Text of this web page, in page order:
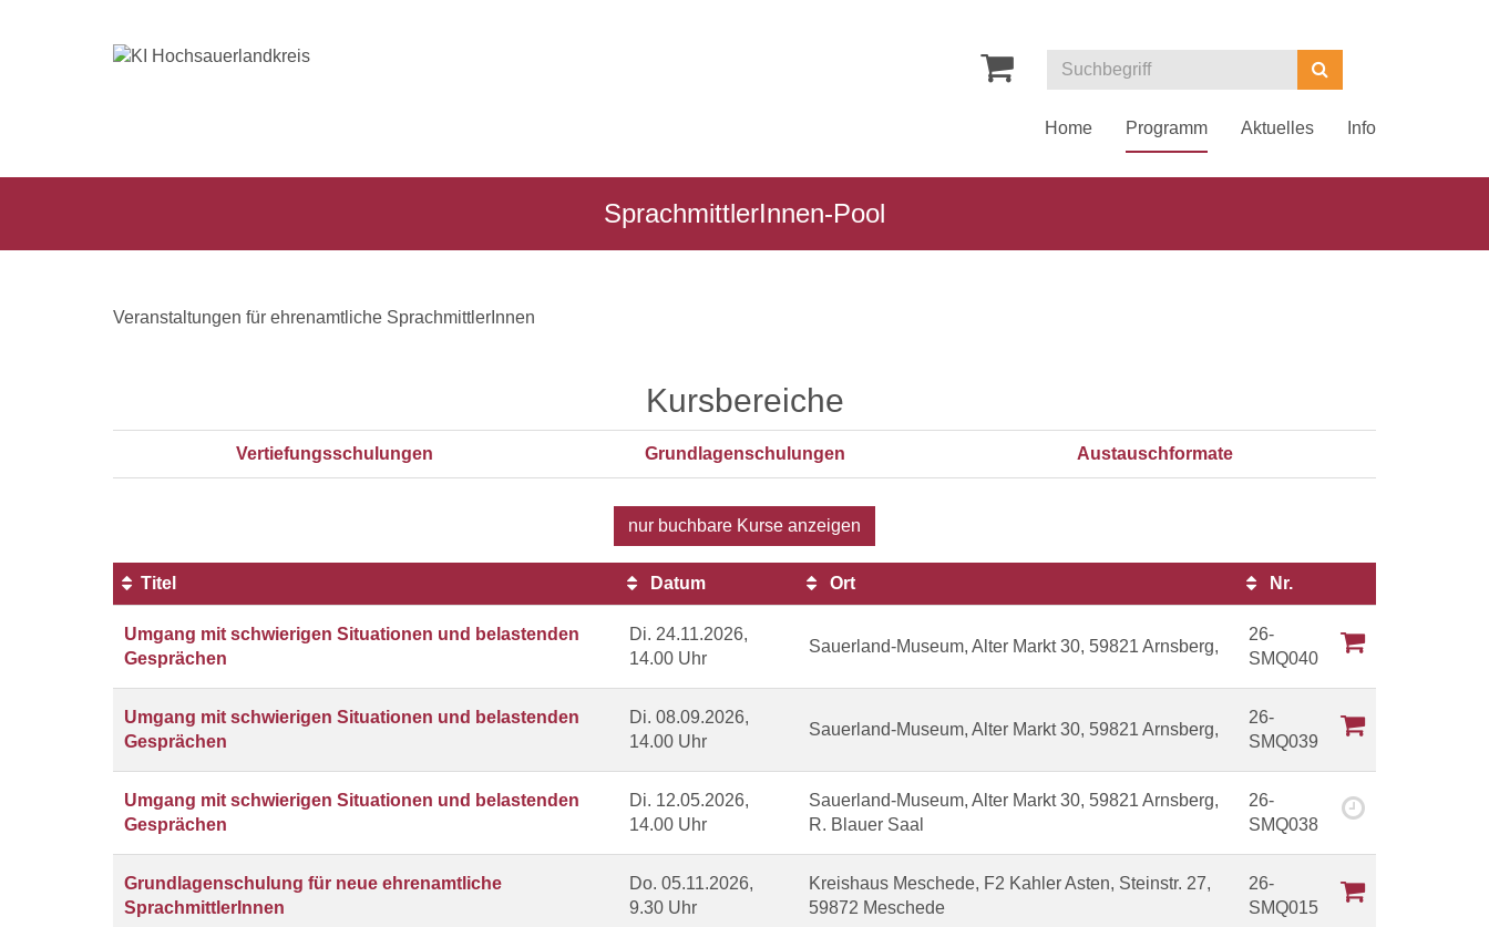
Kurse
Suchen
Home Programm Aktuelles Info
SprachmittlerInnen-Pool
SprachmittlerInnen-
Veranstaltungen für ehrenamtliche SprachmittlerInnen
Kursbereiche
Vertiefungsschulungen Grundlagenschulungen Austauschformate
nur buchbare Kurse anzeigen
Tabellenüberschriften
können
sortiert
werden.
Titel Datum Ort
Nr.
Kursstatus
Umgang mit schwierigen Situationen und belastenden
Gesprächen
Di. 24.11.2026,
14.00 Uhr
Sauerland-Museum, Alter Markt 30, 59821 Arnsberg,
26-
SMQ040
Umgang mit schwierigen Situationen und belastenden
Gesprächen
Di. 08.09.2026,
14.00 Uhr
Sauerland-Museum, Alter Markt 30, 59821 Arnsberg,
26-
SMQ039
Umgang mit schwierigen Situationen und belastenden
Gesprächen
Di. 12.05.2026,
14.00 Uhr
Sauerland-Museum, Alter Markt 30, 59821 Arnsberg,
R. Blauer Saal
26-
SMQ038
Grundlagenschulung für neue ehrenamtliche
SprachmittlerInnen
Do. 05.11.2026,
9.30 Uhr
Kreishaus Meschede, F2 Kahler Asten, Steinstr. 27,
59872 Meschede
26-
SMQ015